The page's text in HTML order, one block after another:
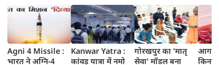
Agni 4 Missile :
भारत ने अग्नि-4
Kanwar Yatra :
कांवड़ यात्रा में नमो
गोरखपुर का 'मातृ
सेवा' मॉडल बना
आगरा